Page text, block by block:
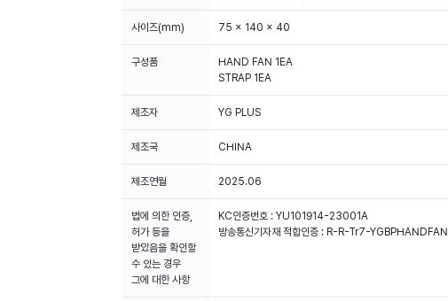
사이즈(mm) 75 x 140 x 40
구성품
HAND FAN 1EA
STRAP 1EA
제조자 YG PLUS
제조국 CHINA
제조연월 2025.06
법에 의한 인증,
허가 등을
받았음을 확인할
수 있는 경우
그에 대한 사항
KC인증번호 : YU101914-23001A
방송통신기자재 적합인증 : R-R-Tr7-YGBPHANDFAN